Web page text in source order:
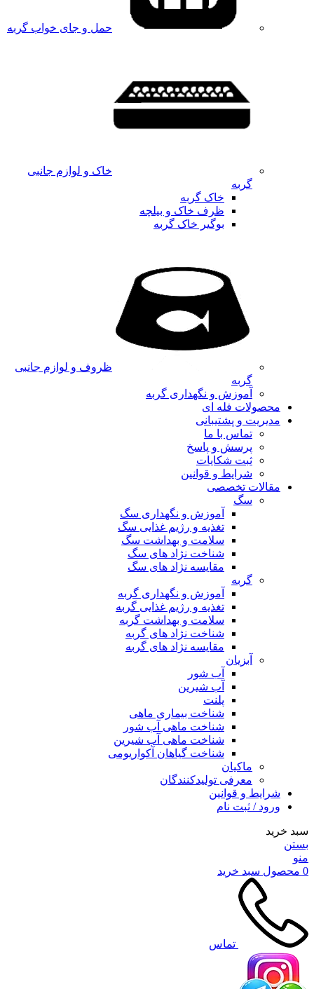
حمل و جای خواب گربه
خاک و لوازم جانبی
گربه
خاک گربه
ظرف خاک و بیلچه
بوگیر خاک گربه
ظروف و لوازم جانبی
گربه
آموزش و نگهداری گربه
محصولات فله ای
مدیریت و پشتیبانی
تماس با ما
پرسش و پاسخ
ثبت شکایات
شرایط و قوانین
مقالات تخصصی
سگ
آموزش و نگهداری سگ
تغذیه و رژیم غذایی سگ
سلامت و بهداشت سگ
شناخت نژاد های سگ
مقایسه نژاد های سگ
گربه
آموزش و نگهداری گربه
تغذیه و رژیم غذایی گربه
سلامت و بهداشت گربه
شناخت نژاد های گربه
مقایسه نژاد های گربه
آبزیان
آب شور
آب شیرین
پلنت
شناخت بیماری ماهی
شناخت ماهی آب شور
شناخت ماهی آب شیرین
شناخت گیاهان آکواریومی
ماکیان
معرفی تولیدکنندگان
شرایط و قوانین
ورود / ثبت نام
سبد خرید
بستن
منو
0 محصول سبد خرید
تماس